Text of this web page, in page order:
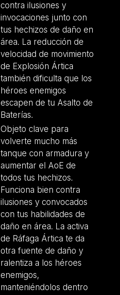
contra ilusiones y
invocaciones junto con
tus hechizos de daño en
área. La reducción de
velocidad de movimiento
de Explosión Ártica
también dificulta que los
héroes enemigos
escapen de tu Asalto de
Baterías.
Objeto clave para
volverte mucho más
tanque con armadura y
aumentar el AoE de
todos tus hechizos.
Funciona bien contra
ilusiones y convocados
con tus habilidades de
daño en área. La activa
de Ráfaga Ártica te da
otra fuente de daño y
ralentiza a los héroes
enemigos,
manteniéndolos dentro